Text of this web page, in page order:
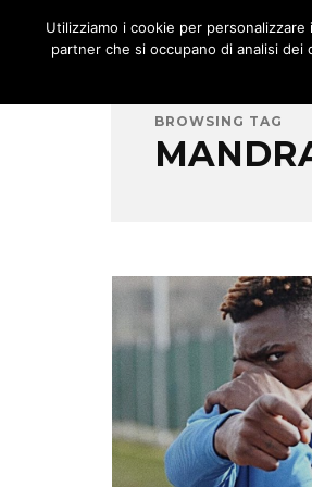
MENU
BROWSING TAG
Utilizziamo i cookie per
partner che si occupano di analisi